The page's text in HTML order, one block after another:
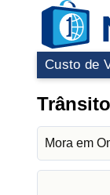
Custo de
Mora em